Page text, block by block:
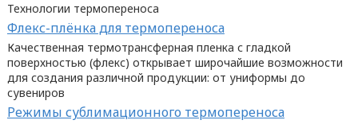
Технологии термопереноса
Флекс-плёнка для термопереноса
Качественная термотрансферная пленка с гладкой
поверхностью (флекс) открывает широчайшие возможности
для создания различной продукции: от униформы до
сувениров
Режимы сублимационного термопереноса